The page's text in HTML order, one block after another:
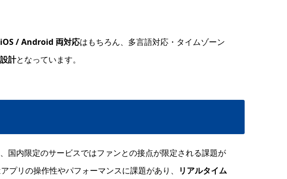
iOS / Android 両対応はもちろん、多言語対応・タイムゾーン
計となっています。
国内限定のサービスではファンとの接点が限定される課題が
プリの操作性やパフォーマンスに課題があり、
リアルタイム